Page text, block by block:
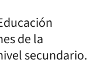
de la
secundario.